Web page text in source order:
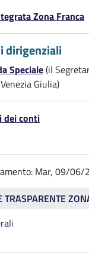
Zona Franca
dirigenziali
Speciale(il
Giulia)
dei conti
Mar, 09/06/